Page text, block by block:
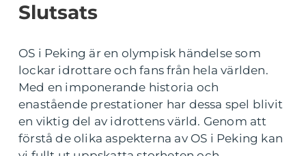
Slutsats
OS i Peking är en olympisk händelse som
lockar idrottare och fans från hela världen.
Med en imponerande historia och
enastående prestationer har dessa spel blivit
en viktig del av idrottens värld. Genom att
förstå de olika aspekterna av OS i Peking kan